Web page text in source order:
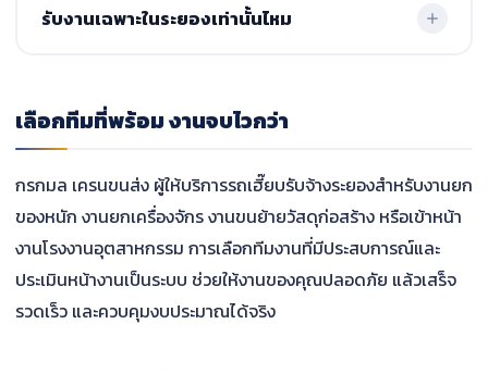
สามารถเรียกใช้บริการได้ แนะนำส่งรูปหรือแจ้งชนิดของ
รับงานเฉพาะในระยองเท่านั้นไหม
บ้านฉาง ขึ้นอยู่กับระยะทางและลักษณะหน้างาน
เลือกทีมที่พร้อม งานจบไวกว่า
กรกมล เครนขนส่ง ผู้ให้บริการรถเฮี๊ยบรับจ้างระยองสำหรับงานยก
ของหนัก งานยกเครื่องจักร งานขนย้ายวัสดุก่อสร้าง หรือเข้าหน้า
งานโรงงานอุตสาหกรรม การเลือกทีมงานที่มีประสบการณ์และ
ประเมินหน้างานเป็นระบบ ช่วยให้งานของคุณปลอดภัย แล้วเสร็จ
รวดเร็ว และควบคุมงบประมาณได้จริง